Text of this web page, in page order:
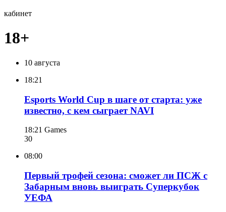
кабинет
18+
10 августа
18:21
Esports World Cup в шаге от старта: уже
известно, с кем сыграет NAVI
18:21 Games
30
08:00
Первый трофей сезона: сможет ли ПСЖ с
Забарным вновь выиграть Суперкубок
УЕФА